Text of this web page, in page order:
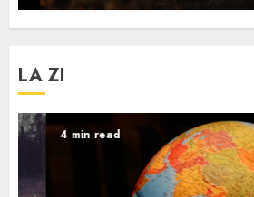
LA ZI
4 min read